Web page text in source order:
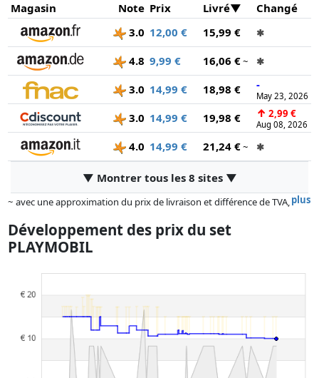
Magasin
Note Prix Livré
Changé
3.0 12,00 € 15,99 € ✱
4.8 9,99 € 16,06 €~ ✱
3.0 14,99 € 18,98 € -
May 23, 2026
3.0 14,99 € 19,98 € ↑ 2,99 €
Aug 08, 2026
4.0 14,99 € 21,24 €~ ✱
▼ Montrer tous les 8 sites ▼
plus
~ avec une approximation du prix de livraison et différence de TVA,
Les prix et la disponibilité peuvent avoir changé depuis la dernière mise
à jour. L'ordre est purement basé sur le prix, la rémunération des
Développement des prix du set
PLAYMOBIL